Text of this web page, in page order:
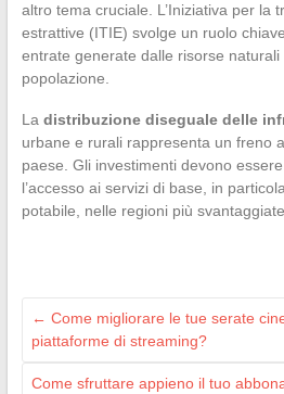
altro tema cruciale. L’Iniziativa per la
estrattive (ITIE) svolge un ruolo
entrate generate dalle risorse naturali
popolazione.
La distribuzione diseguale delle
urbane e rurali rappresenta un freno
paese. Gli investimenti devono
l’accesso ai servizi di base, in
potabile, nelle regioni più
← Come migliorare le tue serate
piattaforme di streaming?
Come sfruttare appieno il tuo